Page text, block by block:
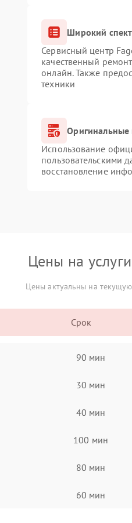
Широкий
Сервисный центр
качественный
онлайн. Также
техники
Использование
пользовательскими
восстановление
Цены на
Цены актуальны на
Срок
90 мин
30 мин
40 мин
100 мин
80 мин
60 мин